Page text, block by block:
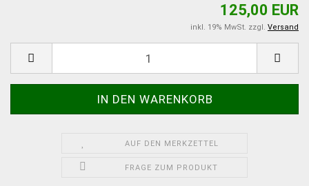
125,00 EUR
inkl. 19% MwSt. zzgl. Versand
AUF DEN MERKZETTEL
FRAGE ZUM PRODUKT